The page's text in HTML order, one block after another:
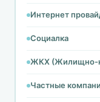
Интернет
Социалка
ЖКХ (Жилищно-
Частные